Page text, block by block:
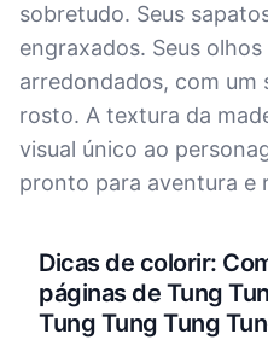
sobretudo. Seus
engraxados. Seus
arredondados, com um
rosto. A textura da
visual único ao
pronto para aventura e
Dicas de colorir:
páginas de Tung
Tung Tung Tung